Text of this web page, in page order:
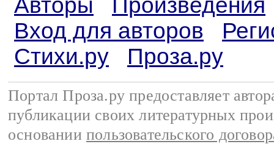
Авторы
Произведения
Вход для авторов
Стихи.ру
Проза.ру
Портал Проза.ру предоставляет
публикации своих литературных
основании пользовательского